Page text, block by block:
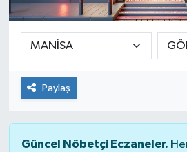
Paylaş
Güncel Nöbetçi Eczaneler.
Ekonomi
Sağlık
Teknoloji